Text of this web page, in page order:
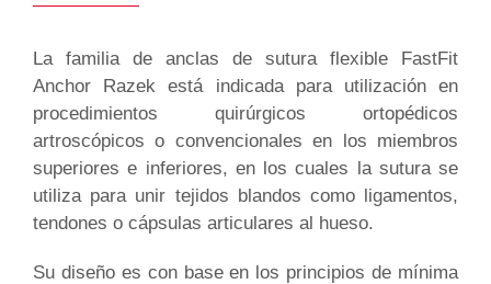
La familia de anclas de sutura flexible FastFit
Anchor Razek está indicada para utilización en
procedimientos quirúrgicos ortopédicos
artroscópicos o convencionales en los miembros
superiores e inferiores, en los cuales la sutura se
utiliza para unir tejidos blandos como ligamentos,
tendones o cápsulas articulares al hueso.
Su diseño es con base en los principios de mínima